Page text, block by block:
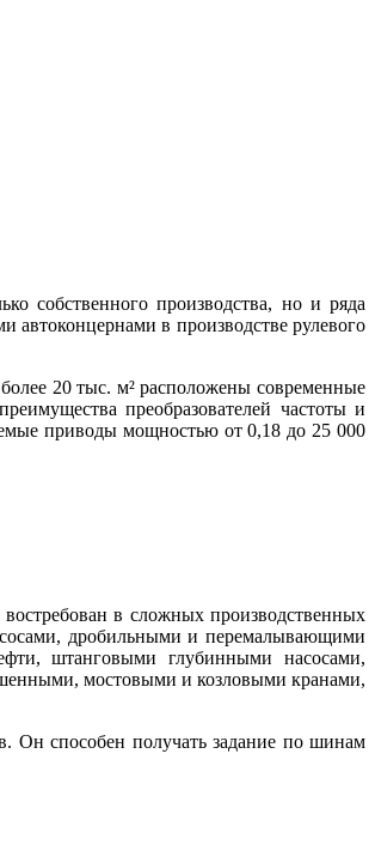
собственного производства, но и ряда
в производстве рулевого
20 тыс. м² расположены современные
преобразователей частоты и
приводы мощностью от 0,18 до 25 000
в сложных производственных
дробильными и перемалывающими
штанговыми глубинными насосами,
мостовыми и козловыми кранами,
Он способен получать задание по шинам